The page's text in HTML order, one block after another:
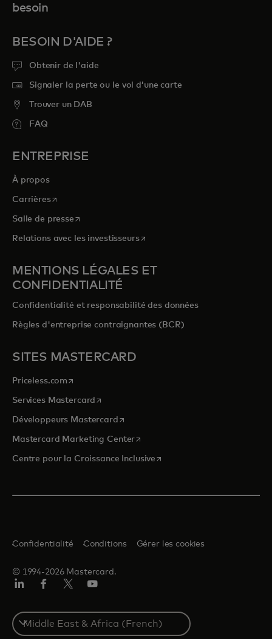
besoin
BESOIN D'AIDE ?
Obtenir de l'aide
Signaler la perte ou le vol d’une carte
Trouver un DAB
FAQ
ENTREPRISE
À propos
Carrièress’ouvre dans un nouvel onglet
Salle de presses’ouvre dans un nouvel onglet
Relations avec les investisseurss’ouvre dans un nouvel onglet
MENTIONS LÉGALES ET
CONFIDENTIALITÉ
Confidentialité et responsabilité des données
Règles d'entreprise contraignantes (BCR)
SITES MASTERCARD
Priceless.com s’ouvre dans un nouvel onglet
Services Mastercard s’ouvre dans un nouvel onglet
Développeurs Mastercards’ouvre dans un nouvel onglet
Mastercard Marketing Centers’ouvre dans un nouvel onglet
Centre pour la Croissance Inclusive s’ouvre dans un nouvel
© 1994-2026 Mastercard.
Confidentialité Conditions Gérer les cookies
Select
a
country